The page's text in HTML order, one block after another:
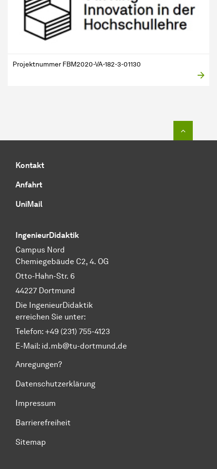
Projektnummer FBM2020-VA-182-3-01130
Kontakt
Anfahrt
UniMail
IngenieurDidaktik
Campus Nord
Chemiegebäude C2, 4. OG
Otto-Hahn-Str. 6
44227 Dortmund
Die IngenieurDidaktik
erreichen Sie unter:
Telefon: +49 (231) 755-4123
E-Mail: id.mb@tu-dortmund.de
Anregungen?
Datenschutzerklärung
Impressum
Barrierefreiheit
Sitemap